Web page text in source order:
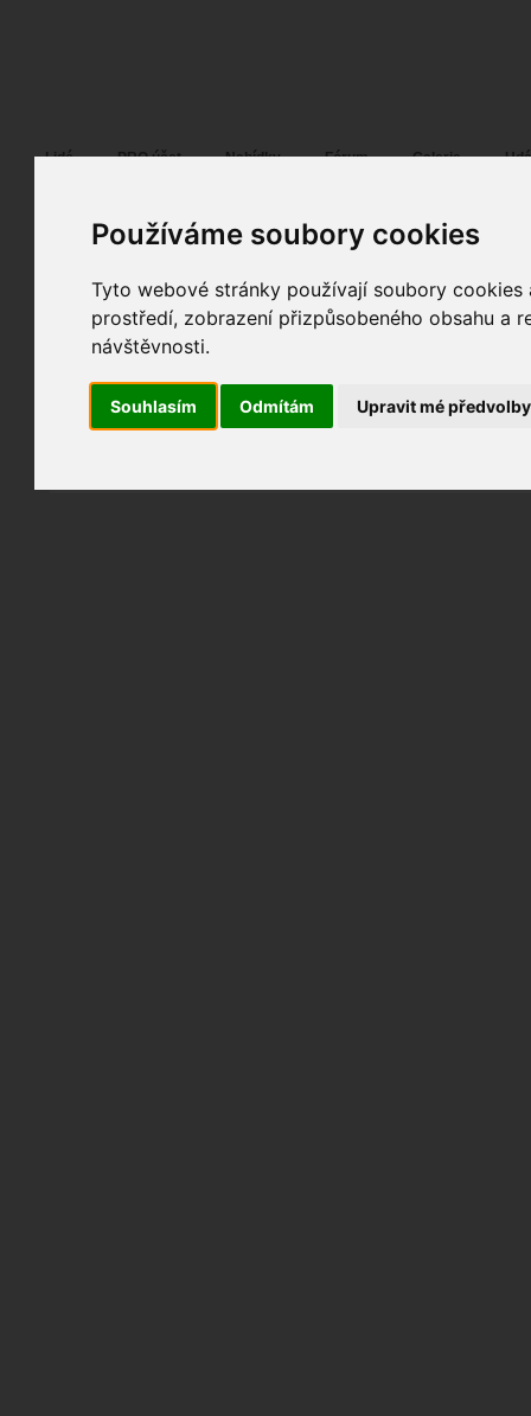
Používáme soubory cookies
Tyto webové stránky používají soubory
prostředí, zobrazení přizpůsobeného obsahu a
návštěvnosti.
Souhlasím Odmítám Upravit mé předvolby
Lidé PRO účet Nabídky Fórum Galerie
Artík 05. 11. 2009 10:21 ostatní
Rozpolcenost
fotky autora